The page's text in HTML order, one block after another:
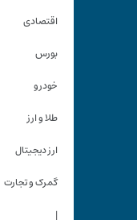
اقتصادی
بورس
خودرو
طلا و ارز
ارز دیجیتال
گمرک و تجارت
|